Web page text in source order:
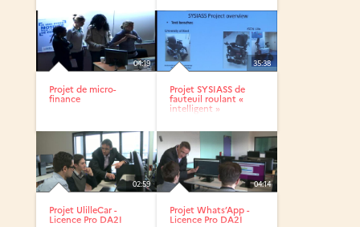
04:19
Projet de micro-
finance
35:38
Projet SYSIASS de
fauteuil roulant «
intelligent »
02:59
Projet UlilleCar -
Licence Pro DA2I
04:14
Projet Whats’App -
Licence Pro DA2I